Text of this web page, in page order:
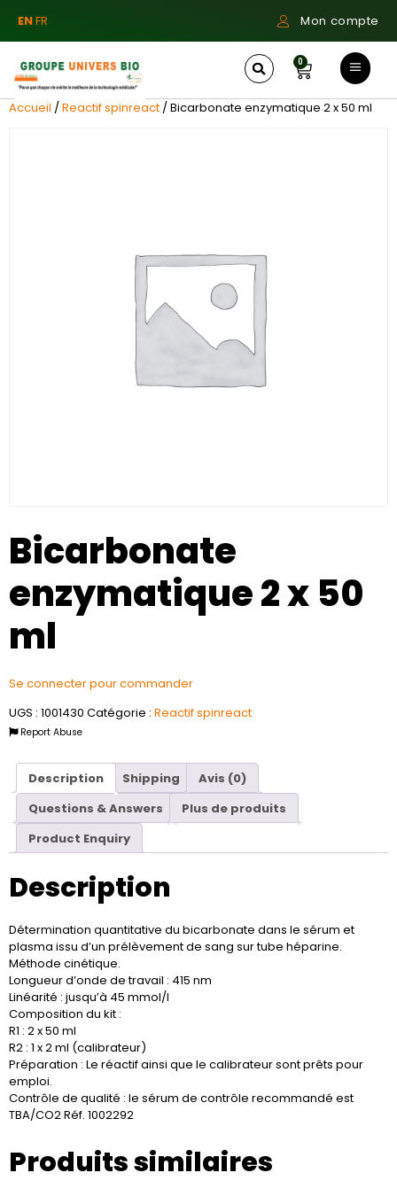
ENFR Mon compte
0
Accueil /Reactif spinreact / Bicarbonate enzymatique 2 x 50 ml
Bicarbonate
enzymatique 2 x 50
ml
Se connecter pour commander
UGS : 1001430 Catégorie : Reactif spinreact
Report Abuse
Description Shipping
Avis (0)
Questions & Answers
Plus de produits
Product Enquiry
Description
Détermination quantitative du bicarbonate dans le sérum et
plasma issu d’un prélèvement de sang sur tube héparine.
Méthode cinétique.
Longueur d’onde de travail : 415 nm
Linéarité : jusqu’à 45 mmol/l
Composition du kit :
R1 : 2 x 50 ml
R2 : 1 x 2 ml (calibrateur)
Préparation : Le réactif ainsi que le calibrateur sont prêts pour
emploi.
Contrôle de qualité : le sérum de contrôle recommandé est
TBA/CO2 Réf. 1002292
Produits similaires